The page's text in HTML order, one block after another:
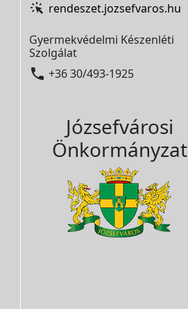
rendeszet.jozsefvaros.hu
Gyermekvédelmi Készenléti
Szolgálat
 +36 30/493-1925
Józsefvárosi
Önkormányzat